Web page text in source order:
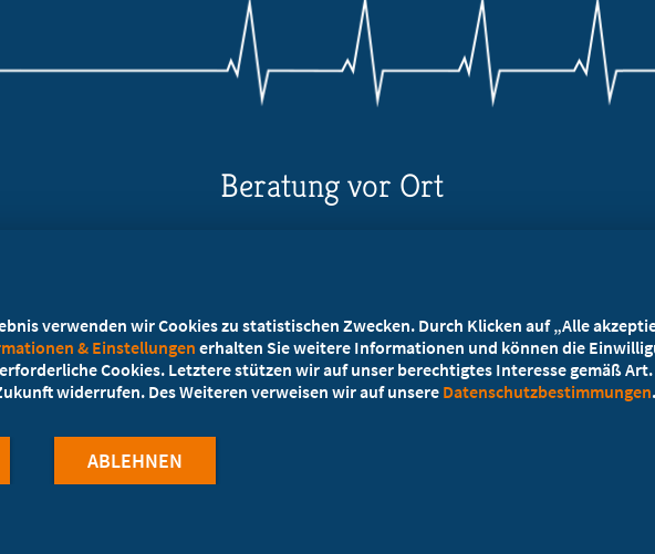
Beratung vor Ort
verwenden wir Cookies zu statistischen Zwecken. Durch Klicken auf „Alle
& Einstellungen erhalten Sie weitere Informationen und können die
Cookies. Letztere stützen wir auf unser berechtigtes Interesse gemäß Art.
widerrufen. Des Weiteren verweisen wir auf unsere Datenschutzbestimmungen.
ABLEHNEN